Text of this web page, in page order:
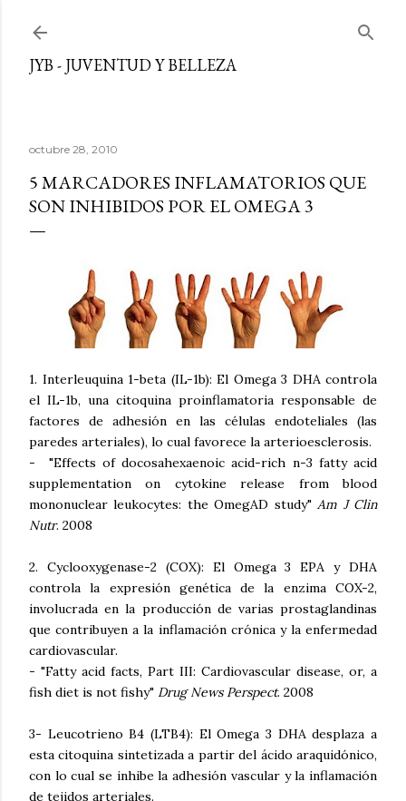
JYB - JUVENTUD Y BELLEZA
octubre 28, 2010
5 MARCADORES INFLAMATORIOS QUE
SON INHIBIDOS POR EL OMEGA 3
1. Interleuquina 1-beta (IL-1b): El Omega 3 DHA controla
el IL-1b, una citoquina proinflamatoria responsable de
factores de adhesión en las células endoteliales (las
paredes arteriales), lo cual favorece la arterioesclerosis.
- "Effects of docosahexaenoic acid-rich n-3 fatty acid
supplementation on cytokine release from blood
mononuclear leukocytes: the OmegAD study"Am J Clin
Nutr. 2008
2. Cyclooxygenase-2 (COX): El Omega 3 EPA y DHA
controla la expresión genética de la enzima COX-2,
involucrada en la producción de varias prostaglandinas
que contribuyen a la inflamación crónica y la enfermedad
cardiovascular.
- "Fatty acid facts, Part III: Cardiovascular disease, or, a
fish diet is not fishy" Drug News Perspect. 2008
3- Leucotrieno B4 (LTB4): El Omega 3 DHA desplaza a
esta citoquina sintetizada a partir del ácido araquidónico,
con lo cual se inhibe la adhesión vascular y la inflamación
de tejidos arteriales.